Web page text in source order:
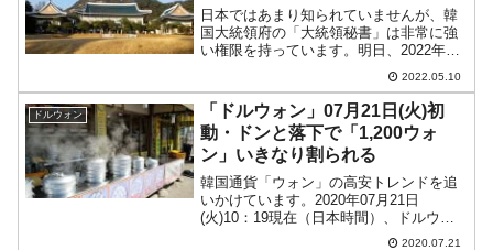
日本ではあまり知られていませんが、韓
国大統領府の「大統領秘書」は非常に強
い権限を持っています。明日、2022年05
月10日、尹錫悦（ユン・ソギョル）新政
権が誕生しますので、大統領府の秘書官
についてご紹介してみます。「大統領秘
書室長」がトップ...
2022.05.10
ドルウォン
「ドルウォン」07月21日(火)初
動・ドンと落下で「1,200ウォ
ン」いきなり割られる
韓国通貨「ウォン」の高安トレンドを追
いかけています。2020年07月21日
(火)10：19現在（日本時間）、ドルウォ
ンチャートは以下のようになっています
2020.07.21